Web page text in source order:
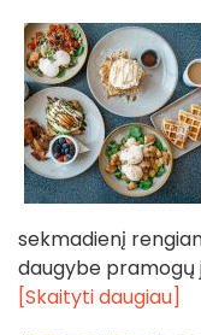
sekmadienį
daugybe pramogų
[Skaityti daugiau]